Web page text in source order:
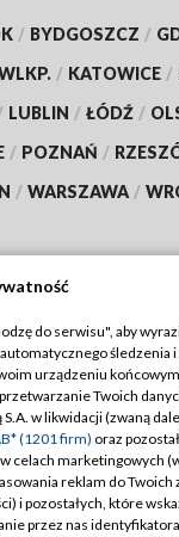
/ BYDGOSZCZ /
/ KATOWICE /
LUBLIN / ŁÓDŹ /
/ POZNAŃ /
/ WARSZAWA /
TVP
TVP
Cyfrowa
Regulamin TVP
Polityka prywatności
Moje zgody
Pomoc
do serwisu", aby
śledzenia i
urządzeniu
Twoich
w likwidacji (zwaną
(1201 firm) oraz
celach marketingowych
reklam do Twoich
i pozostałych, które
przez nas